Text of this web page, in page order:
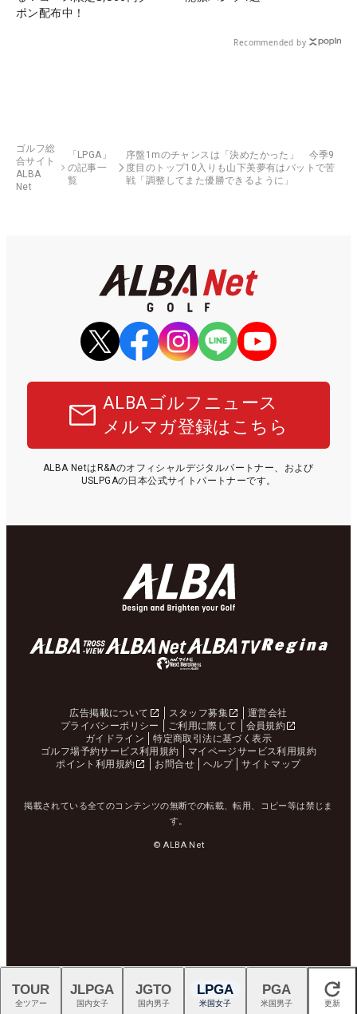
ポン配布中！
Recommended by
ゴルフ総
合サイト
ALBA
Net
「LPGA」
の記事一
覧
序盤1mのチャンスは「決めたかった」 今季9
度目のトップ10入りも山下美夢有はパットで苦
戦「調整してまた優勝できるように」
ALBAゴルフニュース
メルマガ登録はこちら
ALBA NetはR&Aのオフィシャルデジタルパートナー、および
USLPGAの日本公式サイトパートナーです。
広告掲載について スタッフ募集
運営会社
プライバシーポリシー
ご利用に際して
会員規約
ガイドライン
特定商取引法に基づく表示
ゴルフ場予約サービス利用規約
マイページサービス利用規約
ポイント利用規約
お問合せ ヘルプ サイトマップ
掲載されている全てのコンテンツの無断での転載、転用、コピー等は禁じま
す。
© ALBA Net
閉じる
TOUR
全ツアー
JLPGA
国内女子
JGTO
国内男子
LPGA
米国女子
PGA
米国男子 更新